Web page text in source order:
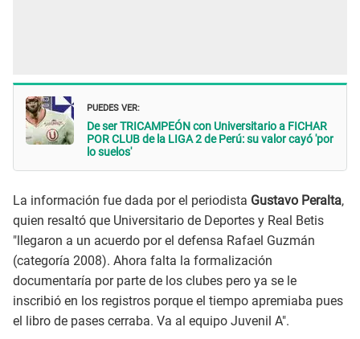
PUEDES VER:
De ser TRICAMPEÓN con Universitario a FICHAR
POR CLUB de la LIGA 2 de Perú: su valor cayó 'por
lo suelos'
La información fue dada por el periodista Gustavo Peralta,
quien resaltó que Universitario de Deportes y Real Betis
"llegaron a un acuerdo por el defensa Rafael Guzmán
(categoría 2008). Ahora falta la formalización
documentaría por parte de los clubes pero ya se le
inscribió en los registros porque el tiempo apremiaba pues
el libro de pases cerraba. Va al equipo Juvenil A".